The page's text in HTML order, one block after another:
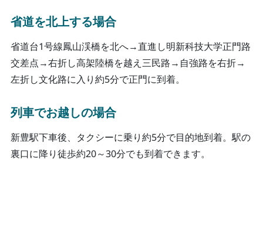
省道を北上する場合
省道台1号線鳳山渓橋を北へ→直進し明新科技大学正門路
交差点→右折し高架陸橋を越え三民路→自強路を右折→
左折し文化路に入り約5分で正門に到着。
列車でお越しの場合
新豊駅下車後、タクシーに乗り約5分で目的地到着。駅の
裏口に降り徒歩約20～30分でも到着できます。